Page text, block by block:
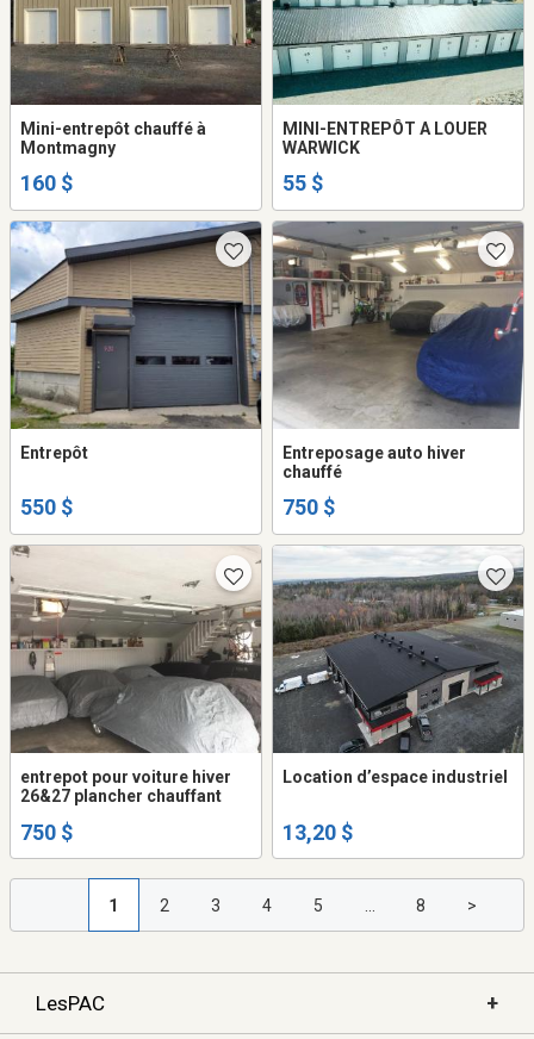
Mini-entrepôt chauffé à
Montmagny
160 $
MINI-ENTREPÔT A LOUER
WARWICK
55 $
Entrepôt
550 $
Entreposage auto hiver
chauffé
750 $
entrepot pour voiture hiver
26&27 plancher chauffant
750 $
Location d’espace industriel
13,20 $
1 2 3 4 5 8 >
LesPAC +